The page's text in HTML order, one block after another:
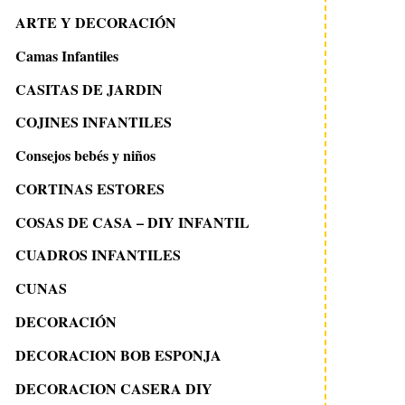
ARTE Y DECORACIÓN
Camas Infantiles
CASITAS DE JARDIN
COJINES INFANTILES
Consejos bebés y niños
CORTINAS ESTORES
COSAS DE CASA – DIY INFANTIL
CUADROS INFANTILES
CUNAS
DECORACIÓN
DECORACION BOB ESPONJA
DECORACION CASERA DIY